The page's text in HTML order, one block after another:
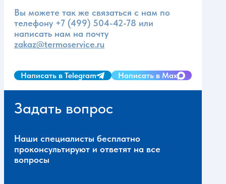
Вы можете так же связаться с нам по
телефону +7 (499) 504-42-78 или
написать нам на почту
zakaz@termoservice.ru
Написать в Telegram Написать в Max
Задать вопрос
Наши специалисты бесплатно
проконсультируют и ответят на все
вопросы